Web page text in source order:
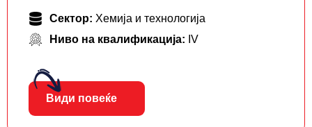
Сектор: Хемија и технологија
Ниво на квалификација: IV
Види повеќе